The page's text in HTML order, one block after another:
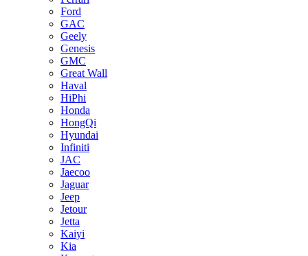
Ford
GAC
Geely
Genesis
GMC
Great Wall
Haval
HiPhi
Honda
HongQi
Hyundai
Infiniti
JAC
Jaecoo
Jaguar
Jeep
Jetour
Jetta
Kaiyi
Kia